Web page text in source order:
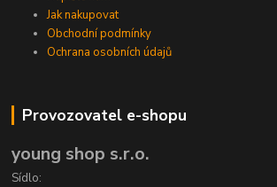
Jak nakupovat
Obchodní podmínky
Ochrana osobních údajů
Provozovatel e-shopu
young shop s.r.o.
Sídlo: